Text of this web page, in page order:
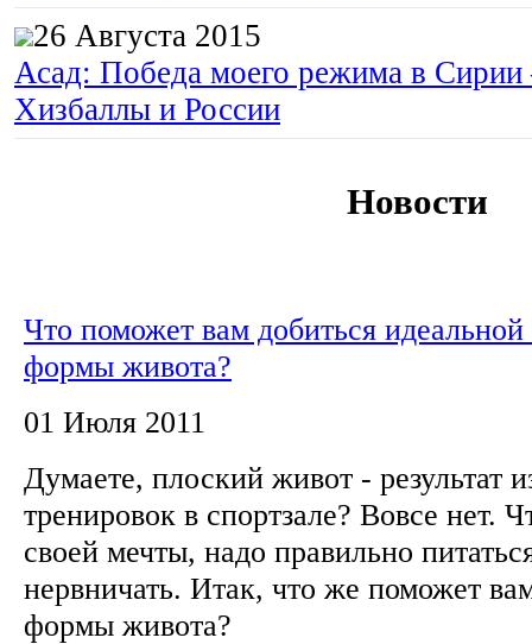
26 Августа 2015
Асад: Победа моего режима в
Хизбаллы и России
Новости
Что поможет вам добиться
формы живота?
01 Июля 2011
Думаете, плоский живот - результат
тренировок в спортзале? Вовсе нет.
своей мечты, надо правильно
нервничать. Итак, что же поможет
формы живота?